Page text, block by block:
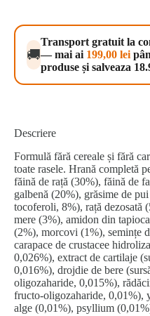
🚚
Transport gratuit la
— mai ai 199,00 lei
produse și salveaza
Descriere
Formulă fără cereale și fără
toate rasele. Hrană completă
făină de rață (30%), făină de
galbenă (20%), grăsime de
tocoferoli, 8%), rață dezosată
mere (3%), amidon din
(2%), morcovi (1%), semințe
carapace de crustacee
0,026%), extract de cartilaje
0,016%), drojdie de bere
oligozaharide, 0,015%),
fructo-oligozaharide, 0,01%),
alge (0,01%), psyllium